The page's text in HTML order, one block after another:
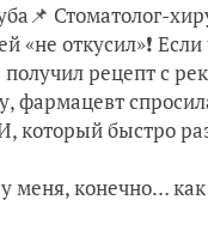
Стоматолог-
«не откусил»❗
рецепт с
фармацевт
который быстро
конечно…